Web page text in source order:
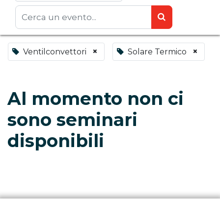
Ventilconvettori × Solare Termico ×
Al momento non ci
sono seminari
disponibili